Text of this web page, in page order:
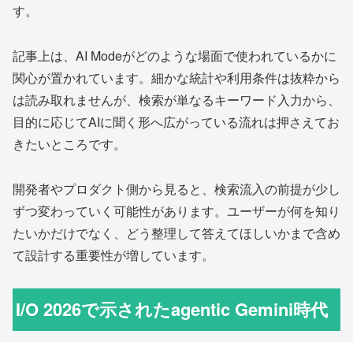
す。
記事上は、AI Modeがどのような場面で使われているかに
関心が置かれています。細かな統計や利用条件は抜粋から
は読み取れませんが、検索が単なるキーワード入力から、
目的に応じてAIに聞く形へ広がっている流れは押さえてお
きたいところです。
開発者やプロダクト側から見ると、検索流入の前提が少し
ずつ変わっていく可能性があります。ユーザーが何を知り
たいかだけでなく、どう整理して答えてほしいかまで含め
て設計する重要性が増しています。
I/O 2026で示されたagentic Gemini時代